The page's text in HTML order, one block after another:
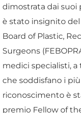
dimostrata dai suoi
è stato insignito
Board of Plastic,
Surgeons
medici specialisti,
che soddisfano i
riconoscimento è
premio Fellow of